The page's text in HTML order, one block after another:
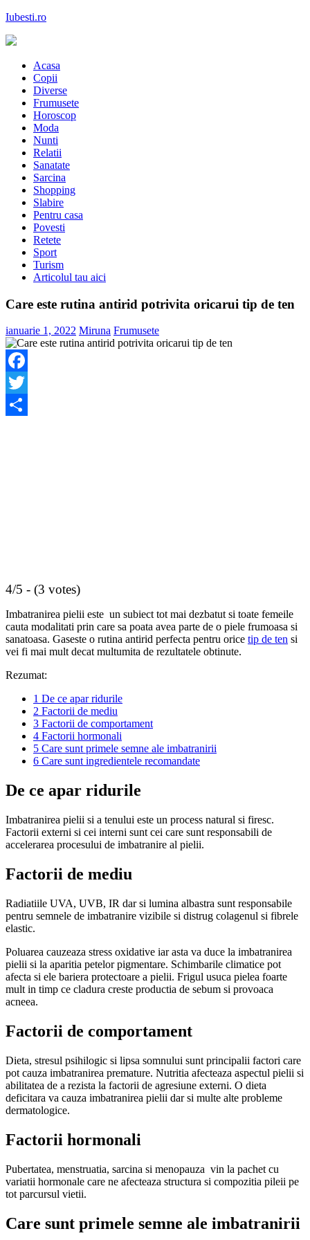
Skip
content
Iubesti.ro
astazi
Acasa
Copii
Diverse
Frumusete
Horoscop
Moda
Nunti
Relatii
Sanatate
Sarcina
Shopping
Slabire
Pentru casa
Povesti
Retete
Sport
Turism
Articolul tau aici
Care este rutina antirid potrivita oricarui tip de ten
ianuarie 1, 2022 Miruna Frumusete
Facebook
Twitter
4/5 - (3 votes)
Imbatranirea pielii este un subiect tot mai dezbatut si toate femeile
cauta modalitati prin care sa poata avea parte de o piele frumoasa si
sanatoasa. Gaseste o rutina antirid perfecta pentru orice tip de ten si
vei fi mai mult decat multumita de rezultatele obtinute.
Rezumat:
1 De ce apar ridurile
2 Factorii de mediu
3 Factorii de comportament
4 Factorii hormonali
5 Care sunt primele semne ale imbatranirii
6 Care sunt ingredientele recomandate
De ce apar ridurile
Imbatranirea pielii si a tenului este un process natural si firesc.
Factorii externi si cei interni sunt cei care sunt responsabili de
accelerarea procesului de imbatranire al pielii.
Factorii de mediu
Radiatiile UVA, UVB, IR dar si lumina albastra sunt responsabile
pentru semnele de imbatranire vizibile si distrug colagenul si fibrele
elastic.
Poluarea cauzeaza stress oxidative iar asta va duce la imbatranirea
pielii si la aparitia petelor pigmentare. Schimbarile climatice pot
afecta si ele bariera protectoare a pielii. Frigul usuca pielea foarte
mult in timp ce cladura creste productia de sebum si provoaca
acneea.
Factorii de comportament
Dieta, stresul psihilogic si lipsa somnului sunt principalii factori care
pot cauza imbatranirea premature. Nutritia afecteaza aspectul pielii si
abilitatea de a rezista la factorii de agresiune externi. O dieta
deficitara va cauza imbatranirea pielii dar si multe alte probleme
dermatologice.
Factorii hormonali
Pubertatea, menstruatia, sarcina si menopauza vin la pachet cu
variatii hormonale care ne afecteaza structura si compozitia pileii pe
tot parcursul vietii.
Care sunt primele semne ale imbatranirii